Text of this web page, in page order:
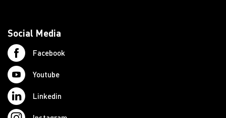
Social Media
Facebook
Youtube
Linkedin